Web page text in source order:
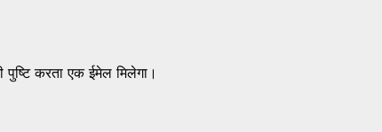
करता एक ईमेल मिलेगा।